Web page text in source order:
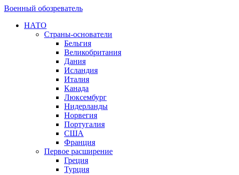
Военный обозреватель
НАТО
Страны-основатели
Бельгия
Великобритания
Дания
Исландия
Италия
Канада
Люксембург
Нидерланды
Норвегия
Португалия
США
Франция
Первое расширение
Греция
Турция